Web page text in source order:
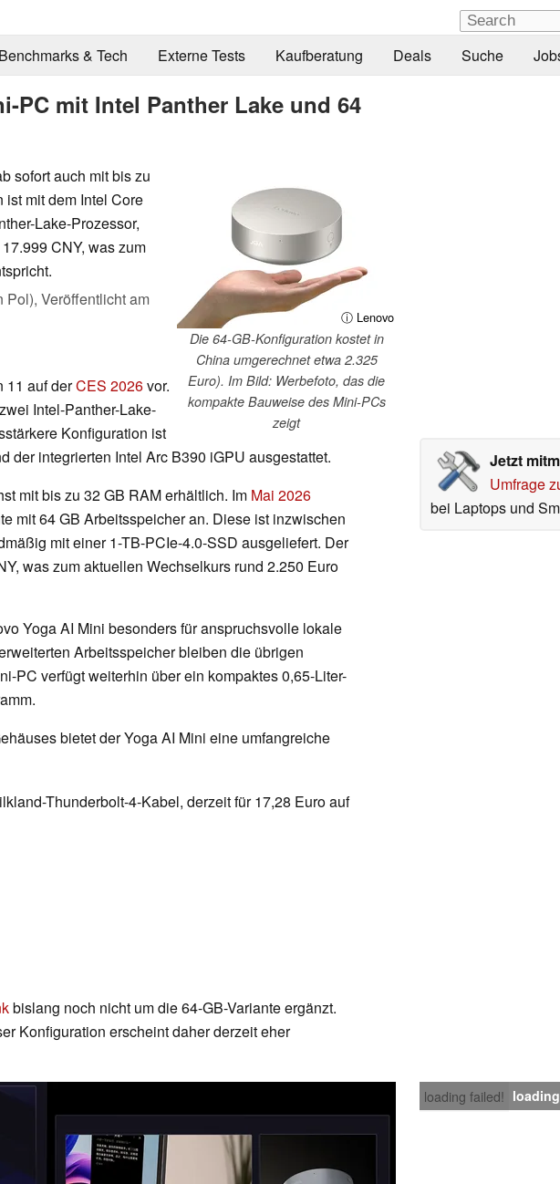
Benchmarks & Tech Externe Tests Kaufberatung Deals Suche
PC mit Intel Panther Lake und 64
ⓘ Lenovo
Die 64-GB-Konfiguration kostet in
China umgerechnet etwa 2.325
Euro). Im Bild: Werbefoto, das die
kompakte Bauweise des Mini-PCs
zeigt
sofort auch mit bis zu
mit dem Intel Core
Lake-Prozessor,
CNY, was zum
Pol), Veröffentlicht am
Jetzt
Umfrage
bei Laptops und
11 auf derCES 2026vor.
Intel-Panther-Lake-
Konfiguration ist
der integrierten Intel Arc B390 iGPU ausgestattet.
mit bis zu 32 GB RAM erhältlich. Im Mai 2026
mit 64 GB Arbeitsspeicher an. Diese ist inzwischen
mit einer 1-TB-PCIe-4.0-SSD ausgeliefert. Der
was zum aktuellen Wechselkurs rund 2.250 Euro
Yoga AI Mini besonders für anspruchsvolle lokale
Arbeitsspeicher bleiben die übrigen
PC verfügt weiterhin über ein kompaktes 0,65-Liter-
bietet der Yoga AI Mini eine umfangreiche
Thunderbolt-4-Kabel, derzeit für 17,28 Euro auf
bislang noch nicht um die 64-GB-Variante ergänzt.
Konfiguration erscheint daher derzeit eher
loading failed!